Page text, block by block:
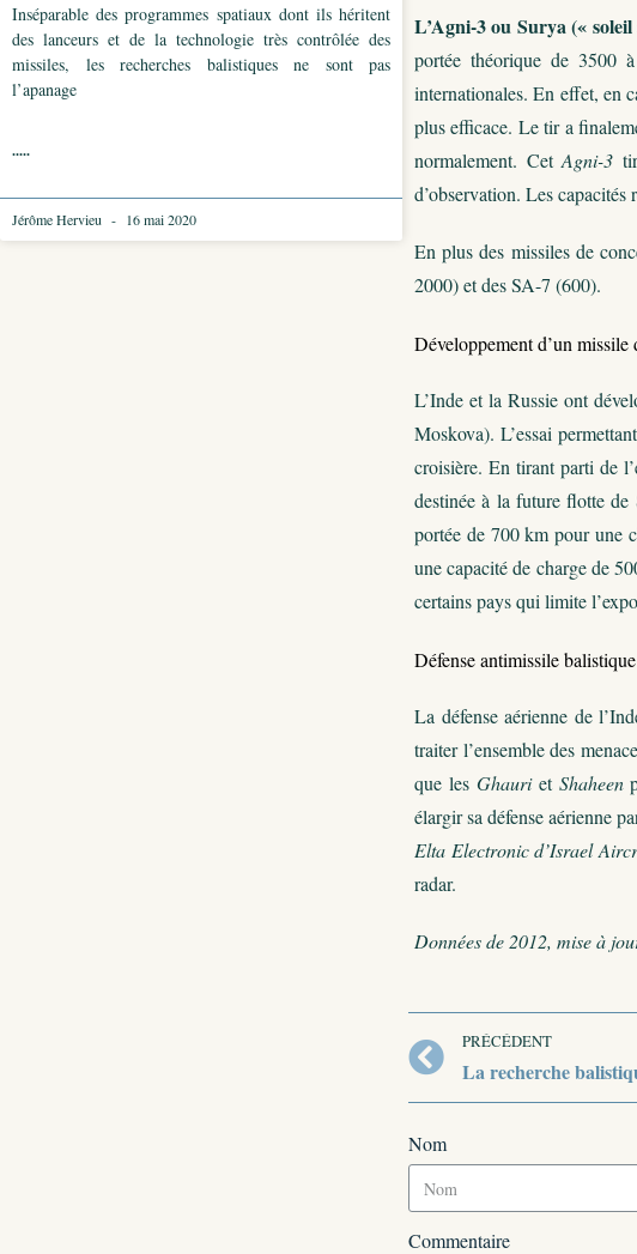
Inséparable des programmes spatiaux dont ils héritent
des lanceurs et de la technologie très contrôlée des
missiles, les recherches balistiques ne sont pas
l’apanage
.....
Jérôme Hervieu 16 mai 2020
L’Agni-3 ou Surya (« soleil
portée théorique de 3500
internationales. En effet, en
plus efficace. Le tir a
normalement. CetAgni-3
d’observation. Les capacités
En plus des missiles de
2000) et des SA-7 (600).
Développement d’un missile
L’Inde et la Russie ont
Moskova). L’essai
croisière. En tirant parti de
destinée à la future flotte
portée de 700 km pour une
une capacité de charge de
certains pays qui limite
Défense antimissile balistique
La défense aérienne de
traiter l’ensemble des
que les Ghauriet Shaheen
élargir sa défense aérienne
Elta Electronic d’Israel
radar.
Données de 2012, mise à
PRÉCÉDENT
La recherche
Nom
Commentaire